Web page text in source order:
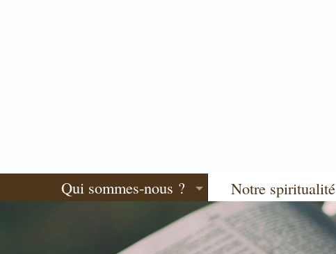
Qui sommes-nous ? Notre spiritualité